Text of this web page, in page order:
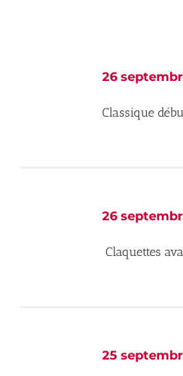
Classique
26
Claquettes
26
25